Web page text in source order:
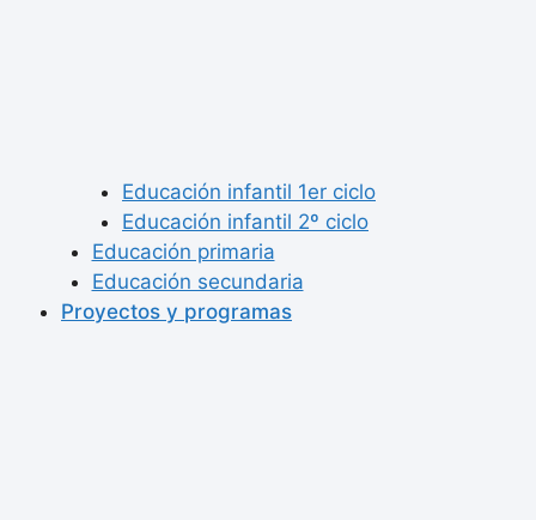
Educación infantil 1er ciclo
Educación infantil 2º ciclo
Educación primaria
Educación secundaria
Proyectos y programas